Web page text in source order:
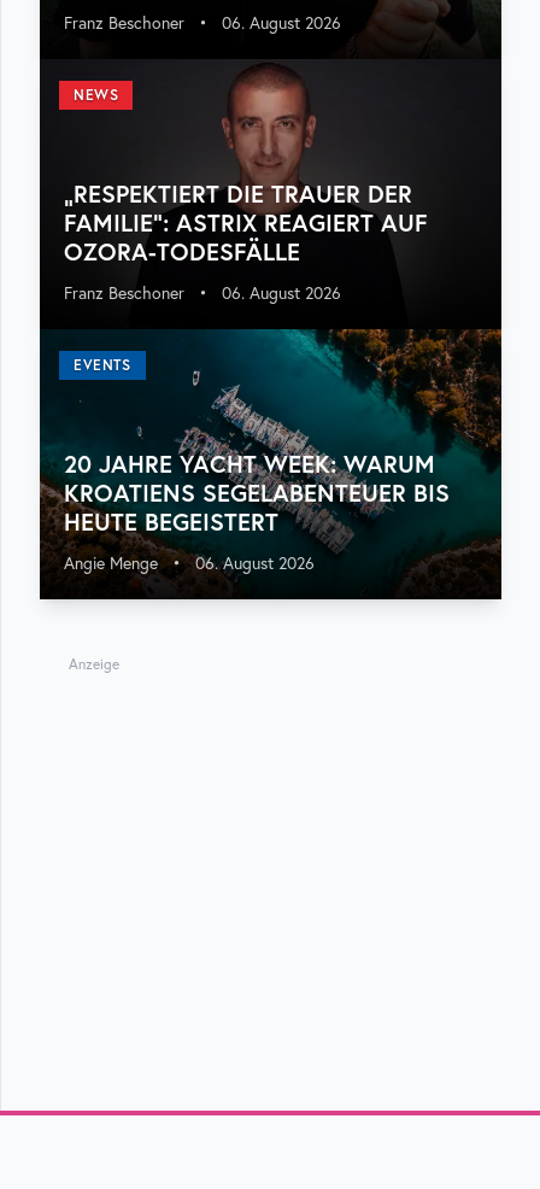
Franz Beschoner • 06. August 2026
NEWS
„RESPEKTIERT DIE TRAUER DER
FAMILIE“: ASTRIX REAGIERT AUF
OZORA-TODESFÄLLE
Franz Beschoner • 06. August 2026
EVENTS
20 JAHRE YACHT WEEK: WARUM
KROATIENS SEGELABENTEUER BIS
HEUTE BEGEISTERT
Angie Menge • 06. August 2026
Anzeige